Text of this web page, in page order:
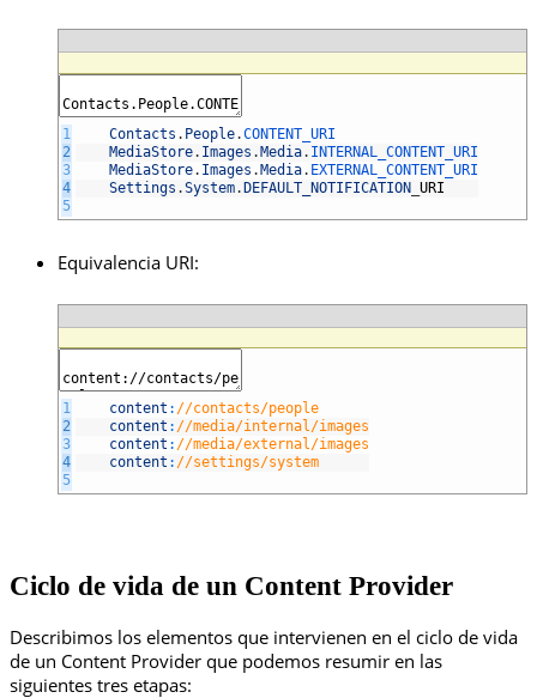
1
2
3
4
5
Contacts . People.CONTENT_URI
MediaStore. Images .Media. INTERNAL_CONTENT_URI
MediaStore. Images .Media. EXTERNAL_CONTENT_URI
Settings .System.DEFAULT_NOTIFICATION URI
Equivalencia URI:
1
2
3
4
5
content : //contacts/people
content : //media/internal/images
content : //media/external/images
content : //settings/system
Ciclo de vida de un Content Provider
Describimos los elementos que intervienen en el ciclo de vida
de un Content Provider que podemos resumir en las
siguientes tres etapas: